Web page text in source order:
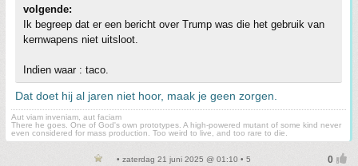
volgende:
Ik begreep dat er een bericht over Trump was die het gebruik van
kernwapens niet uitsloot.
Indien waar : taco.
Dat doet hij al jaren niet hoor, maak je geen zorgen.
Aut viam inveniam, aut faciam
There he goes. One of God's own prototypes. A high-powered mutant of some kind never
even considered for mass production. Too weird to live, and too rare to die.
• zaterdag 21 juni 2025 @ 01:10 • 5